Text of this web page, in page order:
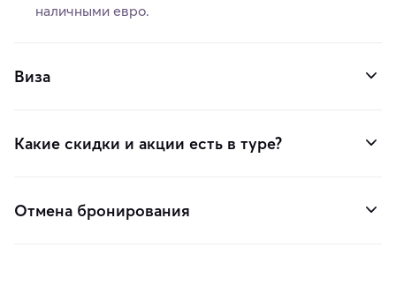
наличными евро.
Виза
Какие скидки и акции есть в туре?
Отмена бронирования